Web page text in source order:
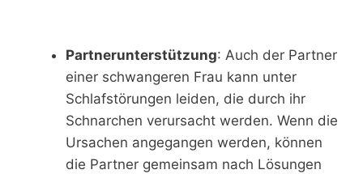
Partnerunterstützung: Auch der Partner
einer schwangeren Frau kann unter
Schlafstörungen leiden, die durch ihr
Schnarchen verursacht werden. Wenn die
Ursachen angegangen werden, können
die Partner gemeinsam nach Lösungen